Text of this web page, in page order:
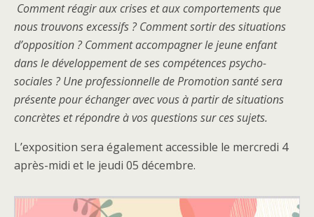
Comment réagir aux crises et aux comportements que
nous trouvons excessifs ? Comment sortir des situations
d’opposition ? Comment accompagner le jeune enfant
dans le développement de ses compétences psycho-
sociales ? Une professionnelle de Promotion santé sera
présente pour échanger avec vous à partir de situations
concrètes et répondre à vos questions sur ces sujets.
L’exposition sera également accessible le mercredi 4
après-midi et le jeudi 05 décembre.